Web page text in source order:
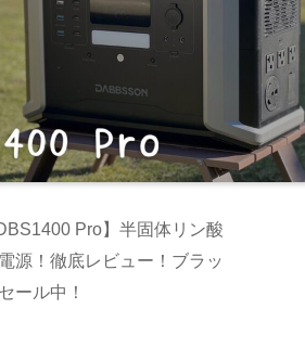
Pro】半固体リン酸
源！徹底レビュー！ブラッ
ール中！